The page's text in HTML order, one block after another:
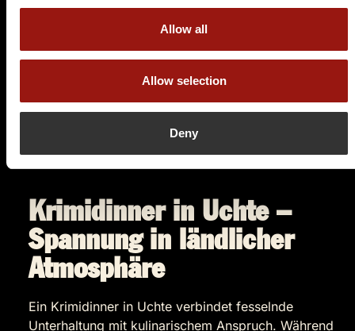
Allow all
Allow selection
Deny
Höfen 13
Auf der Karte anzeigen
94,90 €
Tickets kaufen
Krimidinner in Uchte –
Spannung in ländlicher
Atmosphäre
Ein Krimidinner in Uchte verbindet fesselnde
Unterhaltung mit kulinarischem Anspruch. Während